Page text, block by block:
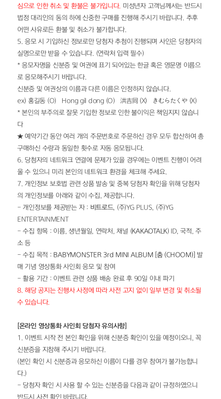
심으로 인한 취소 및 환불은 불가입니다. 미성년자 고객님께서는 반드시
법정 대리인의 동의 하에 신중한 구매를 진행해 주시기 바랍니다. 추후
어떤 사유로든 환불 및 취소가 불가합니다.
5. 응모 시 기입하신 정보로만 당첨자 추첨이 진행되며 사인은 당첨자의
실명으로만 받을 수 있습니다. (연락처 입력 필수)
* 응모자명을 신분증 및 여권에 표기 되어있는 한글 혹은 영문명 이름으
로 응모해주시기 바랍니다.
신분증 및 여권상의 이름과 다른 이름은 인정하지 않습니다.
ex) 홍길동 (O)   Hong gil dong (O)   洪吉同 (X)   きむらたくや (X)
* 본인의 부주의로 잘못 기입한 정보로 인한 불이익은 책임지지 않습니
다
★ 예약기간 동안 여러 개의 주문번호로 주문하신 경우 모두 합산하여 총
구매하신 수량과 동일한 횟수로 자동 응모됩니다.
6. 당첨자의 네트워크 연결에 문제가 있을 경우에는 이벤트 진행이 어려
울 수 있으니 미리 본인의 네트워크 환경을 체크해 주세요.
7. 개인정보 보호법 관련 상품 발송 및 중복 당첨자 확인을 위해 당첨자
의 개인정보를 아래와 같이 수집, 제공합니다.
- 개인정보를 제공받는 자 : 비트로드, (주)YG PLUS, (주)YG
ENTERTAINMENT
- 수집 항목 : 이름, 생년월일, 연락처, 채널 (KAKAOTALK) ID, 국적, 주
소 등
- 수집 목적 : BABYMONSTER 3rd MINI ALBUM [춤 (CHOOM)] 발
매 기념 영상통화 사인회 응모 및 참여
- 활용 기간 : 이벤트 관련 상품 배송 완료 후 90일 이내 파기
8. 해당 공지는 진행사 사정에 따라 사전 고지 없이 일부 변경 및 취소될
수 있습니다.
[온라인 영상통화 사인회 당첨자 유의사항]
1. 이벤트 시작 전 본인 확인을 위해 신분증 확인이 있을 예정이오니, 꼭
신분증을 지참해 주시기 바랍니다.
(본인 확인 시 신분증과 응모하신 이름이 다를 경우 참여가 불가능합니
다.)
- 당첨자 확인 시 사용 할 수 있는 신분증을 다음과 같이 규정하였으니
반드시 사전 확인 바랍니다.